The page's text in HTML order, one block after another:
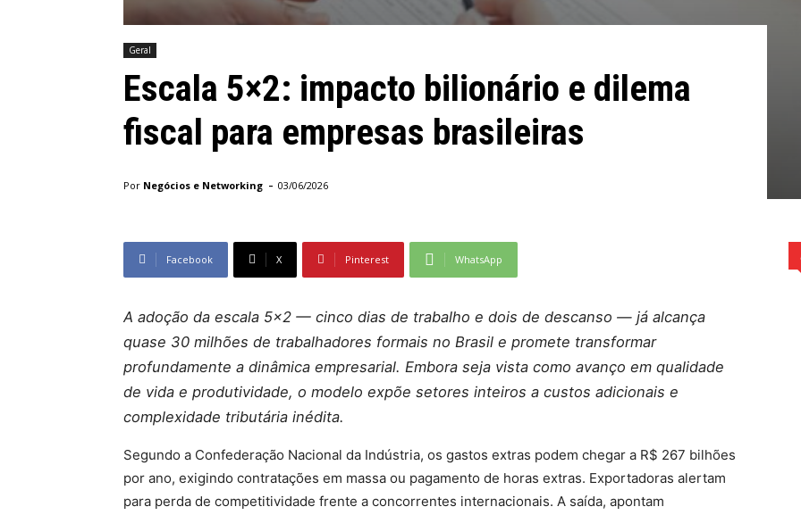
Geral
Escala 5×2: impacto bilionário e dilema
fiscal para empresas brasileiras
Por Negócios e Networking - 03/06/2026
Facebook X Pinterest WhatsApp
A adoção da escala 5×2 — cinco dias de trabalho e dois de descanso — já alcança
quase 30 milhões de trabalhadores formais no Brasil e promete transformar
profundamente a dinâmica empresarial. Embora seja vista como avanço em qualidade
de vida e produtividade, o modelo expõe setores inteiros a custos adicionais e
complexidade tributária inédita.
Segundo a Confederação Nacional da Indústria, os gastos extras podem chegar a R$ 267 bilhões
por ano, exigindo contratações em massa ou pagamento de horas extras. Exportadoras alertam
para perda de competitividade frente a concorrentes internacionais. A saída, apontam